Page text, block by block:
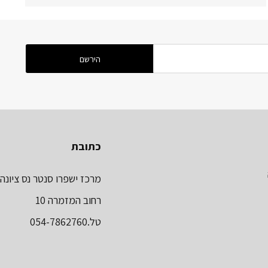
כתובת
מרכז ישפרו סנטר נס ציונה
רחוב המזמרה 10
טל.054-7862760